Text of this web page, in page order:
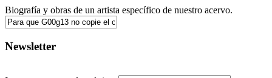
Biografía y obras de un artista específico de nuestro acervo.
Newsletter